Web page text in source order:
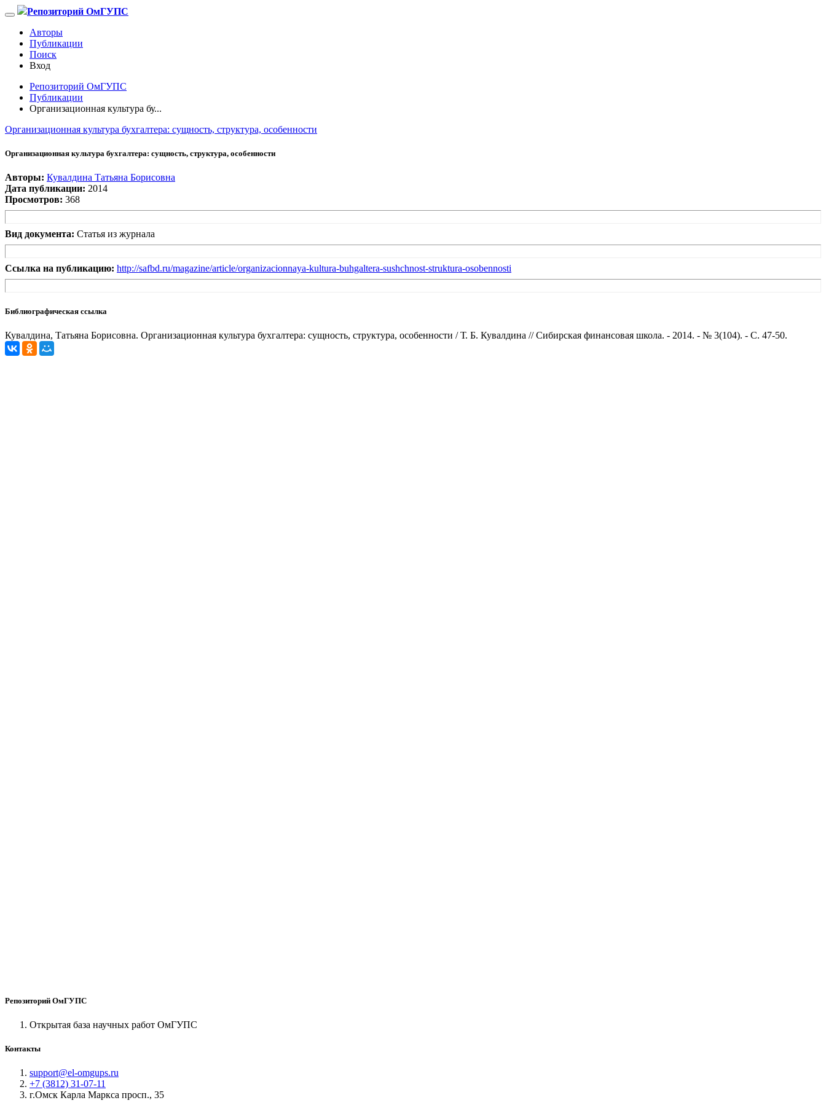
Репозиторий ОмГУПС
Авторы
Публикации
Поиск
Вход
Репозиторий ОмГУПС
Публикации
Организационная культура бу...
Организационная культура бухгалтера: сущность, структура, особенности
Организационная культура бухгалтера: сущность, структура, особенности
Авторы: Кувалдина Татьяна Борисовна
Дата публикации: 2014
Просмотров: 368
Вид документа: Статья из журнала
Ссылка на публикацию: http://safbd.ru/magazine/article/organizacionnaya-kultura-buhgaltera-sushchnost-struktura-osobennosti
Библиографическая ссылка
Кувалдина, Татьяна Борисовна. Организационная культура бухгалтера: сущность, структура, особенности / Т. Б. Кувалдина // Сибирская финансовая школа. - 2014. - № 3(104). - С. 47-50.
Репозиторий ОмГУПС
Открытая база научных работ ОмГУПС
Контакты
support@el-omgups.ru
+7 (3812) 31-07-11
г.Омск Карла Маркса просп., 35